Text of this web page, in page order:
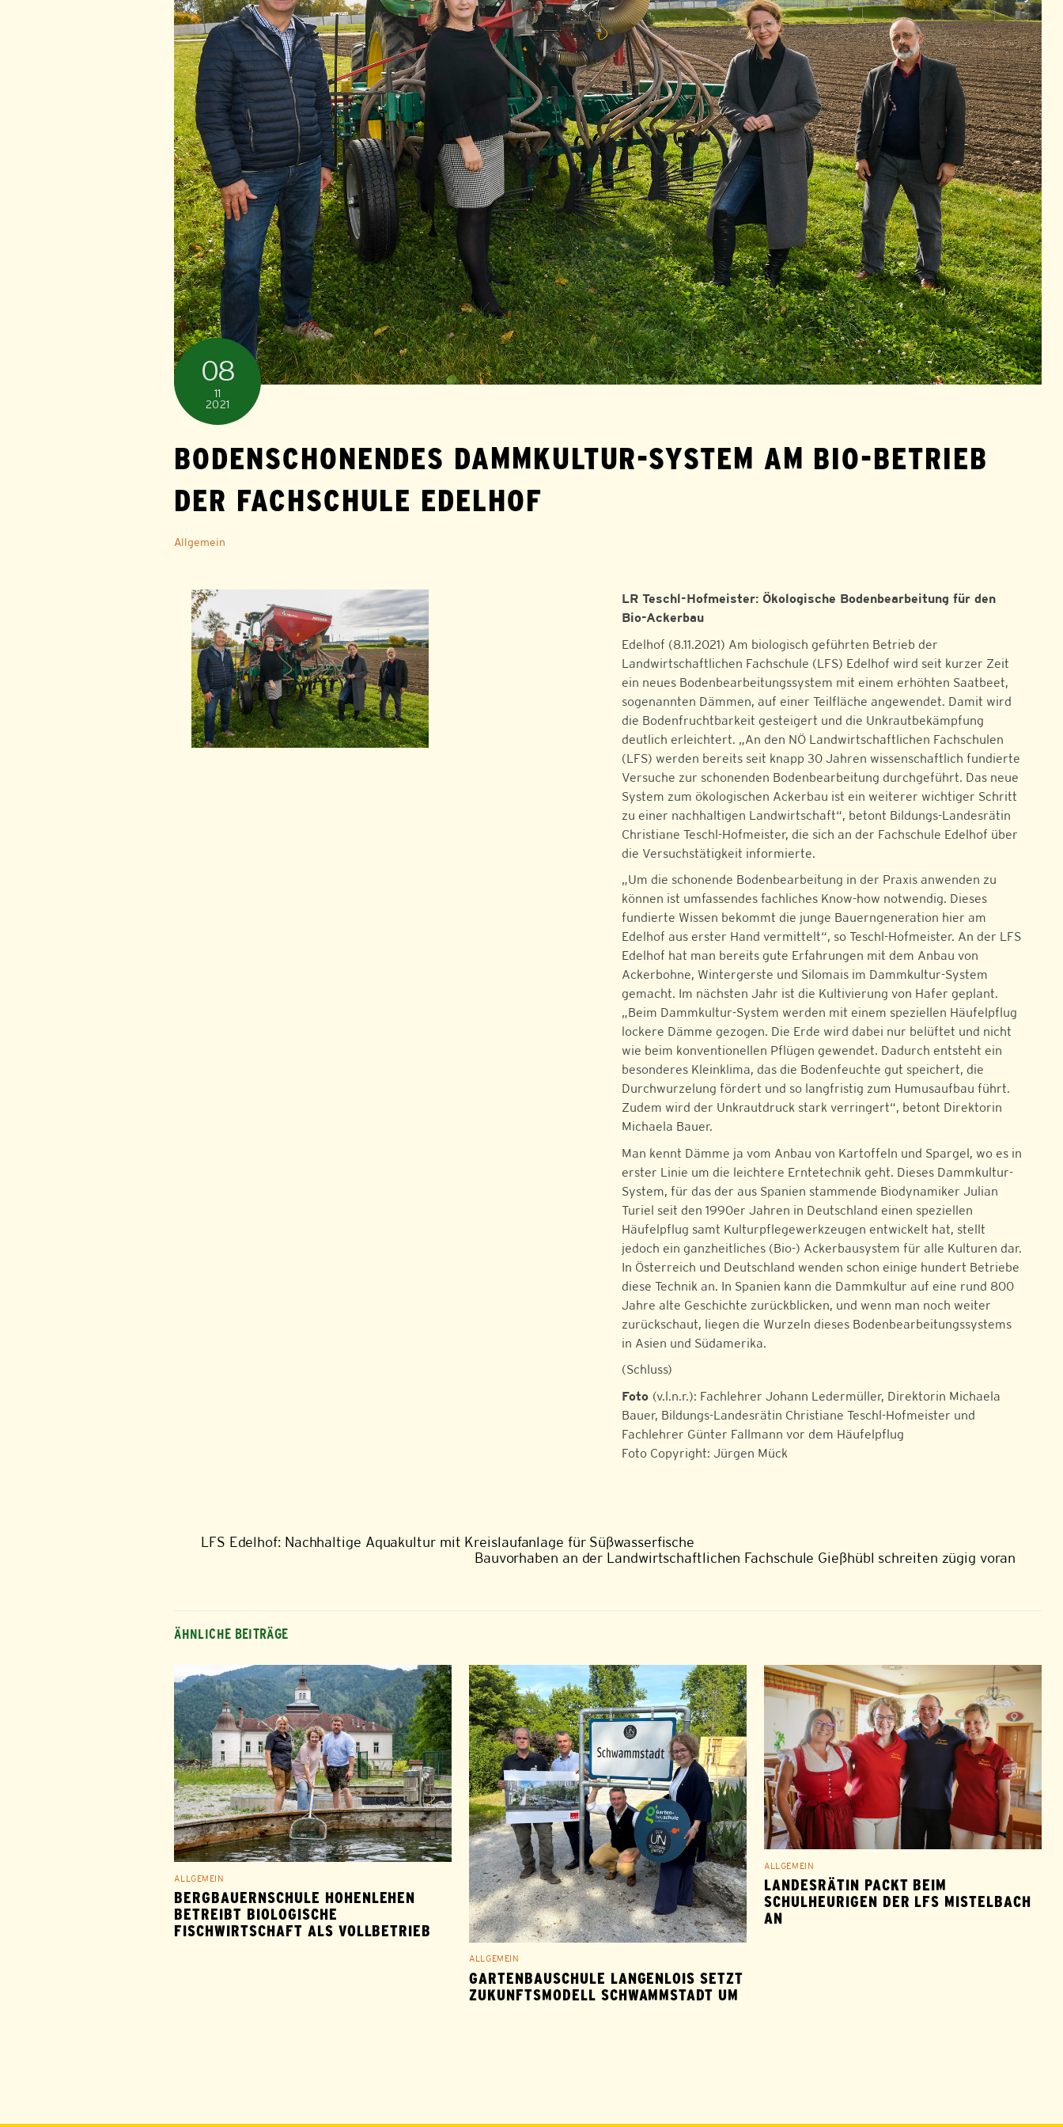
08
11
2021
BODENSCHONENDES DAMMKULTUR-SYSTEM AM BIO-BETRIEB
DER FACHSCHULE EDELHOF
Allgemein
LR Teschl-Hofmeister: Ökologische Bodenbearbeitung für den
Bio-Ackerbau
Edelhof (8.11.2021) Am biologisch geführten Betrieb der
Landwirtschaftlichen Fachschule (LFS) Edelhof wird seit kurzer Zeit
ein neues Bodenbearbeitungssystem mit einem erhöhten Saatbeet,
sogenannten Dämmen, auf einer Teilfläche angewendet. Damit wird
die Bodenfruchtbarkeit gesteigert und die Unkrautbekämpfung
deutlich erleichtert. „An den NÖ Landwirtschaftlichen Fachschulen
(LFS) werden bereits seit knapp 30 Jahren wissenschaftlich fundierte
Versuche zur schonenden Bodenbearbeitung durchgeführt. Das neue
System zum ökologischen Ackerbau ist ein weiterer wichtiger Schritt
zu einer nachhaltigen Landwirtschaft“, betont Bildungs-Landesrätin
Christiane Teschl-Hofmeister, die sich an der Fachschule Edelhof über
die Versuchstätigkeit informierte.
„Um die schonende Bodenbearbeitung in der Praxis anwenden zu
können ist umfassendes fachliches Know-how notwendig. Dieses
fundierte Wissen bekommt die junge Bauerngeneration hier am
Edelhof aus erster Hand vermittelt“, so Teschl-Hofmeister. An der LFS
Edelhof hat man bereits gute Erfahrungen mit dem Anbau von
Ackerbohne, Wintergerste und Silomais im Dammkultur-System
gemacht. Im nächsten Jahr ist die Kultivierung von Hafer geplant.
„Beim Dammkultur-System werden mit einem speziellen Häufelpflug
lockere Dämme gezogen. Die Erde wird dabei nur belüftet und nicht
wie beim konventionellen Pflügen gewendet. Dadurch entsteht ein
besonderes Kleinklima, das die Bodenfeuchte gut speichert, die
Durchwurzelung fördert und so langfristig zum Humusaufbau führt.
Zudem wird der Unkrautdruck stark verringert“, betont Direktorin
Michaela Bauer.
Man kennt Dämme ja vom Anbau von Kartoffeln und Spargel, wo es in
erster Linie um die leichtere Erntetechnik geht. Dieses Dammkultur-
System, für das der aus Spanien stammende Biodynamiker Julian
Turiel seit den 1990er Jahren in Deutschland einen speziellen
Häufelpflug samt Kulturpflegewerkzeugen entwickelt hat, stellt
jedoch ein ganzheitliches (Bio-) Ackerbausystem für alle Kulturen dar.
In Österreich und Deutschland wenden schon einige hundert Betriebe
diese Technik an. In Spanien kann die Dammkultur auf eine rund 800
Jahre alte Geschichte zurückblicken, und wenn man noch weiter
zurückschaut, liegen die Wurzeln dieses Bodenbearbeitungssystems
in Asien und Südamerika.
(Schluss)
Foto (v.l.n.r.): Fachlehrer Johann Ledermüller, Direktorin Michaela
Bauer, Bildungs-Landesrätin Christiane Teschl-Hofmeister und
Fachlehrer Günter Fallmann vor dem Häufelpflug
Foto Copyright: Jürgen Mück
LFS Edelhof: Nachhaltige Aquakultur mit Kreislaufanlage für Süßwasserfische
Bauvorhaben an der Landwirtschaftlichen Fachschule Gießhübl schreiten zügig voran
ÄHNLICHE BEITRÄGE
ALLGEMEIN
BERGBAUERNSCHULE HOHENLEHEN
BETREIBT BIOLOGISCHE
FISCHWIRTSCHAFT ALS VOLLBETRIEB
ALLGEMEIN
GARTENBAUSCHULE LANGENLOIS SETZT
ZUKUNFTSMODELL SCHWAMMSTADT UM
ALLGEMEIN
LANDESRÄTIN PACKT BEIM
SCHULHEURIGEN DER LFS MISTELBACH
AN